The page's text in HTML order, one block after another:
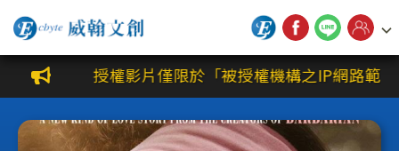
威翰文創公播平台
授權影片僅限於「被授權機構之IP網路範圍